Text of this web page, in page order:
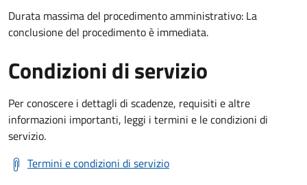
Durata massima del procedimento amministrativo: La
conclusione del procedimento è immediata.
Condizioni di servizio
Per conoscere i dettagli di scadenze, requisiti e altre
informazioni importanti, leggi i termini e le condizioni di
servizio.
Termini e condizioni di servizio